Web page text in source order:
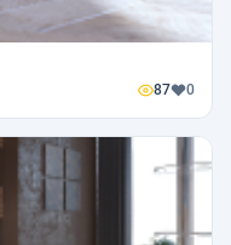
87 0